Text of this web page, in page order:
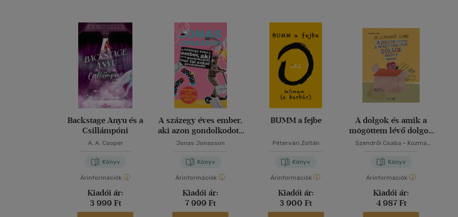
Backstage Anyu és a
Csillámpóni
A. A. Cooper
Könyv
Árinformációk
Kiadói ár:
3 999 Ft
A százegy éves ember,
aki azon gondolkodott,
hogy túl sokat
Jonas Jonasson
Könyv
Árinformációk
Kiadói ár:
7 999 Ft
BUMM a fejbe
Pétervári Zoltán
Könyv
Árinformációk
Kiadói ár:
3 900 Ft
A dolgok és amik a
mögöttem lévő dolgok
mögött vannak
Szendrői Csaba - Kozma
Könyv
Árinformációk
Kiadói ár:
4 987 Ft